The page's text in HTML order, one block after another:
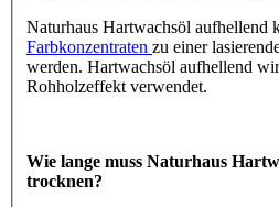
Naturhaus Hartwachsöl aufhellend
Farbkonzentraten zu einer
werden. Hartwachsöl aufhellend
Rohholzeffekt verwendet.
Wie lange muss Naturhaus
trocknen?